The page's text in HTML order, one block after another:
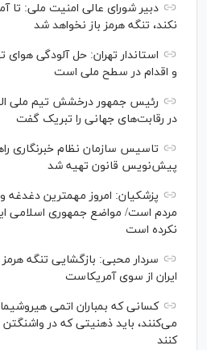
دبیر شورای عالی امنیت ملی: تا
نکند، تنگه هرمز باز نخواهد شد
استاندار تهران: حل آلودگی هوای
و اقدام در سطح ملی است
رئیس جمهور درخشش تیم ملی
در رقابت‌های جهانی را تبریک گفت
تاسیس سازمان نظام خبرنگاری
پیش‌نویس قانون تهیه شد
پزشکیان: امروز مهمترین دغدغه
مردم است/ مواضع جمهوری اسلامی
نکرده است
سردار محبی: بازگشایی تنگه
ایران از سوی آمریکاست
کسانی که بمباران اتمی
می‌کنند، باید ذهنیتی که در
کنند